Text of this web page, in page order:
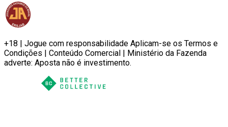
+18 | Jogue com responsabilidade Aplicam-se os Termos e
Condições | Conteúdo Comercial | Ministério da Fazenda
adverte: Aposta não é investimento.